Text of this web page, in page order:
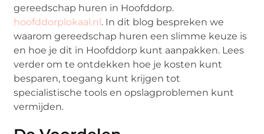
gereedschap huren in Hoofddorp.
hoofddorplokaal.nl. In dit blog bespreken we
waarom gereedschap huren een slimme keuze is
en hoe je dit in Hoofddorp kunt aanpakken. Lees
verder om te ontdekken hoe je kosten kunt
besparen, toegang kunt krijgen tot
specialistische tools en opslagproblemen kunt
vermijden.